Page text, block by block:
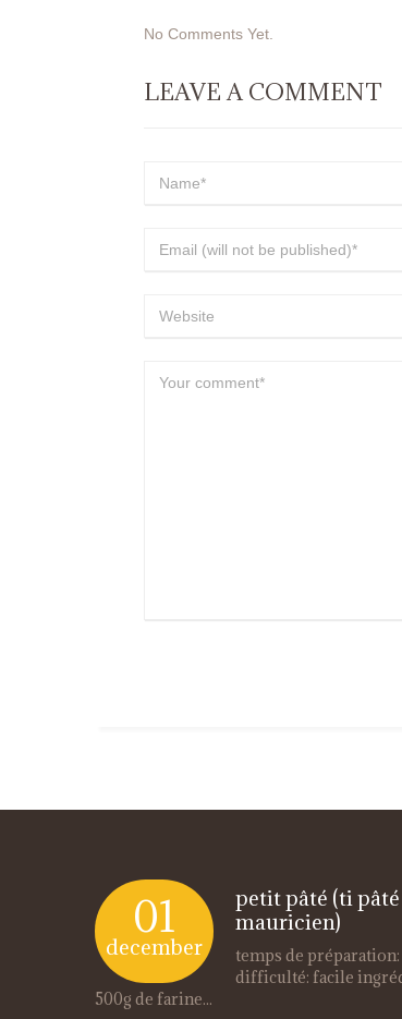
No Comments Yet.
LEAVE A COMMENT
01
december
petit pâté (ti pâté
mauricien)
temps de
difficulté: facile
500g de farine...